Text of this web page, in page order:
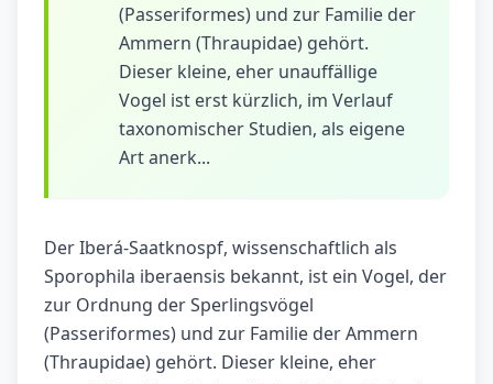
(Passeriformes) und zur Familie der
Ammern (Thraupidae) gehört.
Dieser kleine, eher unauffällige
Vogel ist erst kürzlich, im Verlauf
taxonomischer Studien, als eigene
Art anerk...
Der Iberá-Saatknospf, wissenschaftlich als
Sporophila iberaensis bekannt, ist ein Vogel, der
zur Ordnung der Sperlingsvögel
(Passeriformes) und zur Familie der Ammern
(Thraupidae) gehört. Dieser kleine, eher